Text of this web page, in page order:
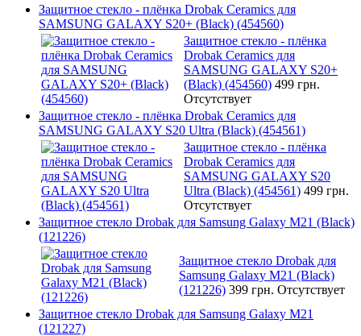
Защитное стекло - плёнка Drobak Ceramics для
SAMSUNG GALAXY S20+ (Black) (454560)
Защитное стекло - плёнка
Drobak Ceramics для
SAMSUNG GALAXY S20+
(Black) (454560) 499 грн.
Отсутствует
Защитное стекло - плёнка Drobak Ceramics для
SAMSUNG GALAXY S20 Ultra (Black) (454561)
Защитное стекло - плёнка
Drobak Ceramics для
SAMSUNG GALAXY S20
Ultra (Black) (454561) 499 грн.
Отсутствует
Защитное стекло Drobak для Samsung Galaxy М21 (Black)
(121226)
Защитное стекло Drobak для
Samsung Galaxy М21 (Black)
(121226) 399 грн. Отсутствует
Защитное стекло Drobak для Samsung Galaxy М21
(121227)